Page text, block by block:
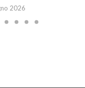
2026